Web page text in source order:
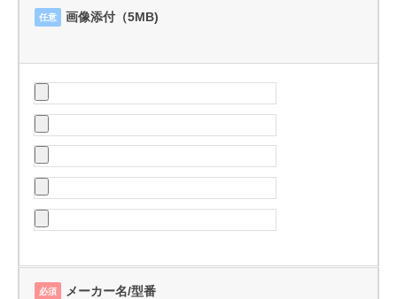
任意 画像添付（5MB)
必須 メーカー名/型番